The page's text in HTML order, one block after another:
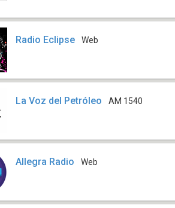
Radio Eclipse Web
La Voz del Petróleo AM 1540
Allegra Radio Web